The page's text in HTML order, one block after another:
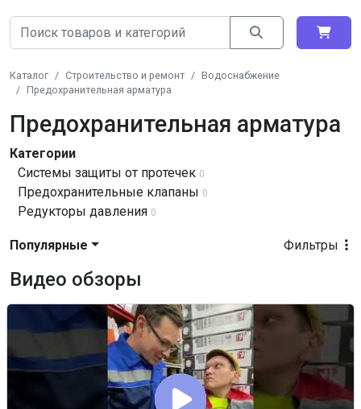
Каталог Строительство и ремонт
Водоснабжение
Предохранительная арматура
Предохранительная арматура
Категории
Системы защиты от протечек 0
Предохранительные клапаны 0
Редукторы давления 0
Фильтры
Популярные
Видео обзоры